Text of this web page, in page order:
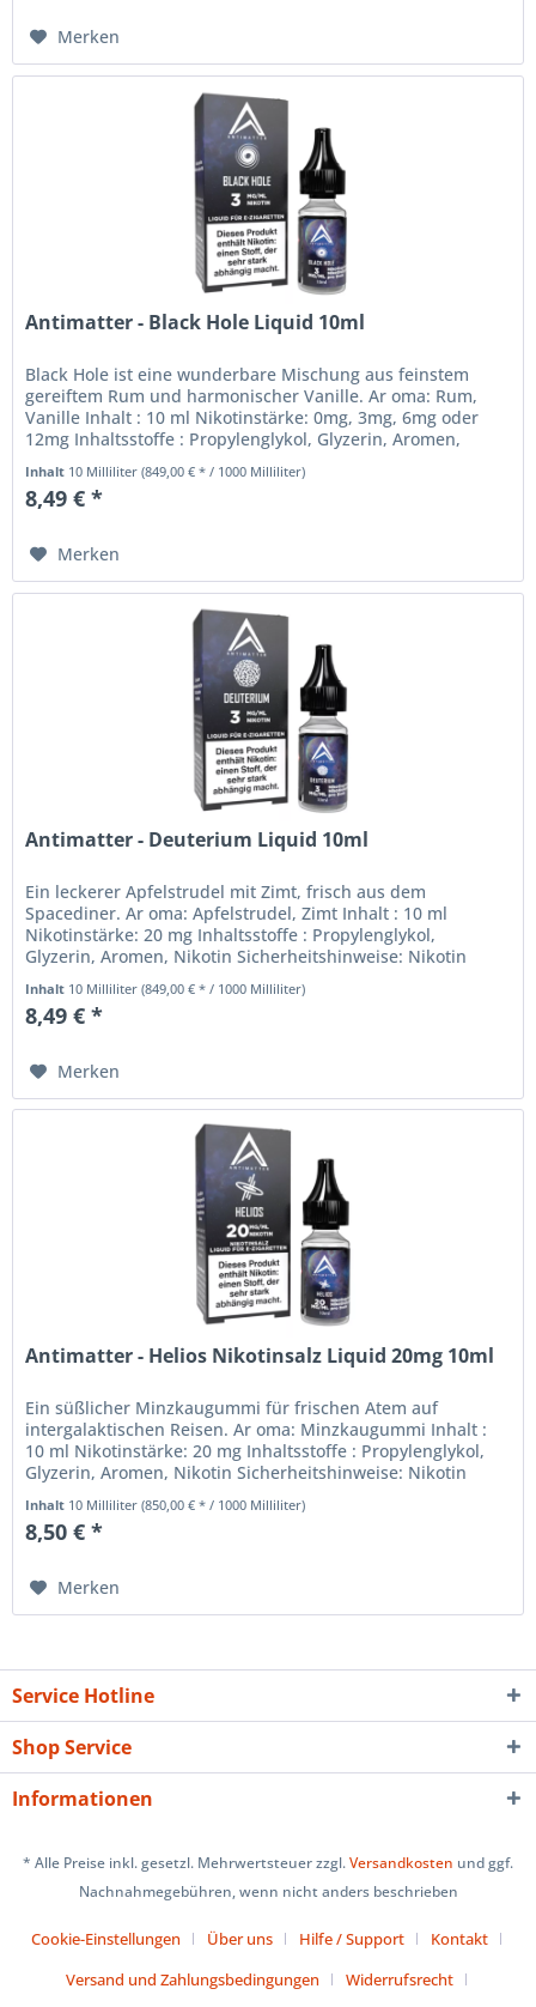
Merken
Antimatter - Black Hole Liquid 10ml
Black Hole ist eine wunderbare Mischung aus feinstem
gereiftem Rum und harmonischer Vanille. Ar oma: Rum,
Vanille Inhalt : 10 ml Nikotinstärke: 0mg, 3mg, 6mg oder
12mg Inhaltsstoffe : Propylenglykol, Glyzerin, Aromen,
Inhalt 10 Milliliter(849,00 € * / 1000 Milliliter)
8,49 € *
Merken
Antimatter - Deuterium Liquid 10ml
Ein leckerer Apfelstrudel mit Zimt, frisch aus dem
Spacediner. Ar oma: Apfelstrudel, Zimt Inhalt : 10 ml
Nikotinstärke: 20 mg Inhaltsstoffe : Propylenglykol,
Glyzerin, Aromen, Nikotin Sicherheitshinweise: Nikotin
Inhalt 10 Milliliter(849,00 € * / 1000 Milliliter)
8,49 € *
Merken
Antimatter - Helios Nikotinsalz Liquid 20mg 10ml
Ein süßlicher Minzkaugummi für frischen Atem auf
intergalaktischen Reisen. Ar oma: Minzkaugummi Inhalt :
10 ml Nikotinstärke: 20 mg Inhaltsstoffe : Propylenglykol,
Glyzerin, Aromen, Nikotin Sicherheitshinweise: Nikotin
Liquids sind...
Inhalt 10 Milliliter(850,00 € * / 1000 Milliliter)
8,50 € *
Merken
Service Hotline
Shop Service
Informationen
* Alle Preise inkl. gesetzl. Mehrwertsteuer zzgl.Versandkosten und ggf.
Nachnahmegebühren, wenn nicht anders beschrieben
Cookie-Einstellungen Über uns Hilfe / Support
Kontakt
Versand und Zahlungsbedingungen
Widerrufsrecht